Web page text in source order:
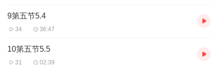
9第五节5.4
34 36:47
10第五节5.5
31 02:39